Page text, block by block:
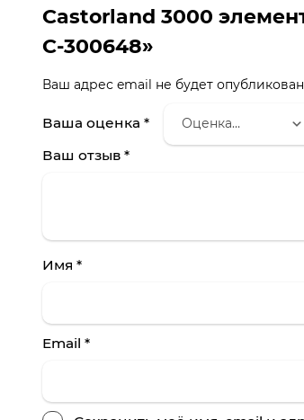
Castorland 3000
C-300648»
Ваш адрес email не будет
Ваша оценка *
Ваш отзыв *
Имя *
Email *